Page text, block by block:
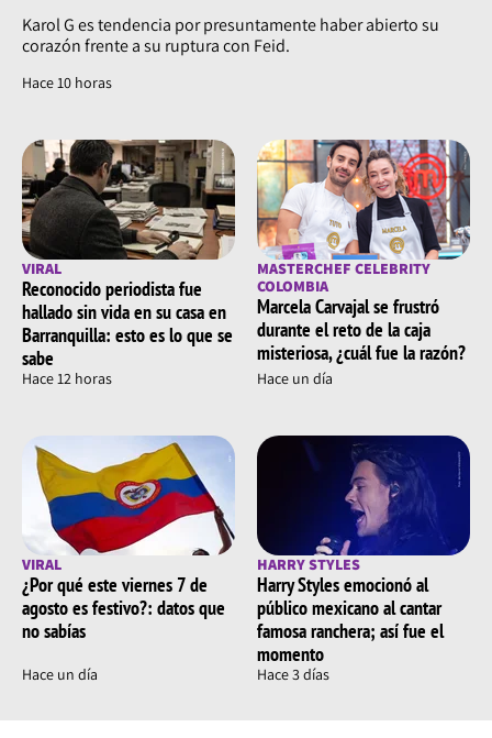
Karol G es tendencia por presuntamente haber abierto su
corazón frente a su ruptura con Feid.
Hace 10 horas
VIRAL
Reconocido periodista fue
hallado sin vida en su casa en
Barranquilla: esto es lo que se
sabe
Hace 12 horas
MASTERCHEF CELEBRITY
COLOMBIA
Marcela Carvajal se frustró
durante el reto de la caja
misteriosa, ¿cuál fue la razón?
Hace un día
VIRAL
¿Por qué este viernes 7 de
agosto es festivo?: datos que
no sabías
Hace un día
HARRY STYLES
Harry Styles emocionó al
público mexicano al cantar
famosa ranchera; así fue el
momento
Hace 3 días